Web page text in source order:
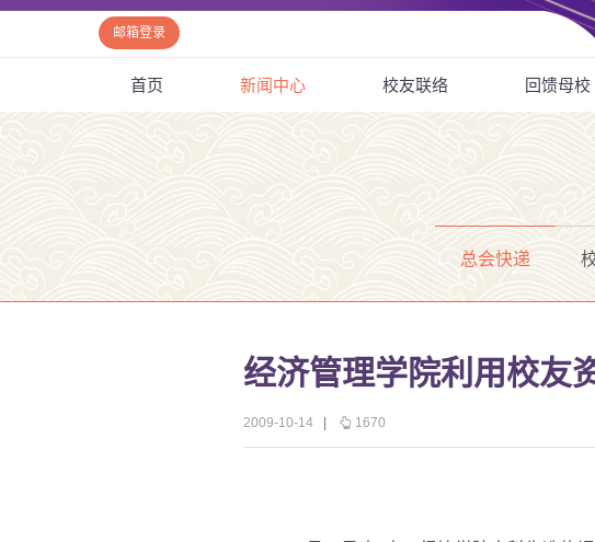
邮箱登录
首页 新闻中心 校友联络 回馈母校
总会快递
经济管理学院利用校友
2009-10-14 1670